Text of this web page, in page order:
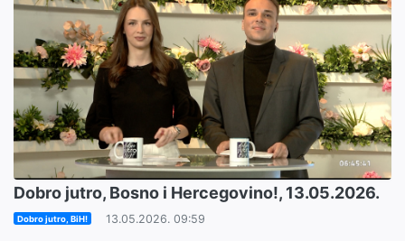
Dobro jutro, Bosno i Hercegovino!, 13.05.2026.
Dobro jutro, BiH! 13.05.2026. 09:59